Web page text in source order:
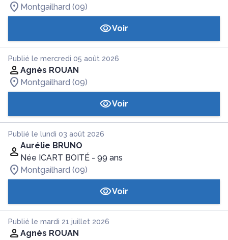
Montgailhard (09)
Voir
Publié le mercredi 05 août 2026
Agnès ROUAN
Montgailhard (09)
Voir
Publié le lundi 03 août 2026
Aurélie BRUNO
Née ICART BOITÉ - 99 ans
Montgailhard (09)
Voir
Publié le mardi 21 juillet 2026
Agnès ROUAN